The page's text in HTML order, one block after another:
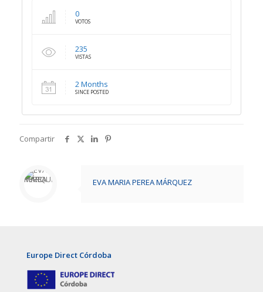
0
VOTOS
235
VISTAS
2 Months
SINCE POSTED
Compartir
EVA MARIA PEREA MÁRQUEZ
Europe Direct Córdoba